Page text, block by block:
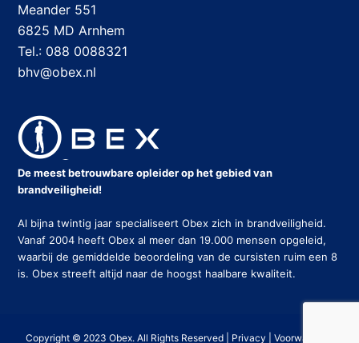
Meander 551
6825 MD Arnhem
Tel.: 088 0088321
bhv@obex.nl
De meest betrouwbare opleider op het gebied van
brandveiligheid!
Al bijna twintig jaar specialiseert Obex zich in brandveiligheid.
Vanaf 2004 heeft Obex al meer dan 19.000 mensen opgeleid,
waarbij de gemiddelde beoordeling van de cursisten ruim een 8
is. Obex streeft altijd naar de hoogst haalbare kwaliteit.
Copyright © 2023 Obex. All Rights Reserved | Privacy Voorwaarden